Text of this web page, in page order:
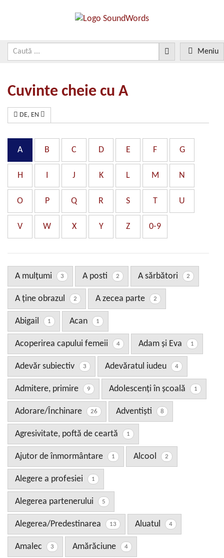
Meniu
Cuvinte cheie cu A
DE, EN
A B C D E F G
H I J K L M N
O P Q R S T U
V W X Y Z 0-9
A mulţumi 3 A posti 2 A sărbători 2
A ţine obrazul 2 A zecea parte 2
Abigail 1 Acan 1
Acoperirea capului femeii 4 Adam şi Eva 1
Adevăr subiectiv 3 Adevăratul iudeu 4
Admitere, primire 9 Adolescenţi în şcoală 1
Adorare/Închinare 26 Adventişti 8
Agresivitate, poftă de ceartă 1
Ajutor de înmormântare 1 Alcool 2
Alegere a profesiei 1
Alegerea partenerului 5
Alegerea/Predestinarea 13 Aluatul 4
Amalec 3 Amărăciune 4